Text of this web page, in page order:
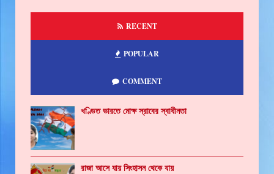
RECENT
POPULAR
COMMENT
খণ্ডিত ভারতে মোক্ষ স্রাবের স্বাধীনতা
রাজা আসে যায় সিংহাসন থেকে যায়